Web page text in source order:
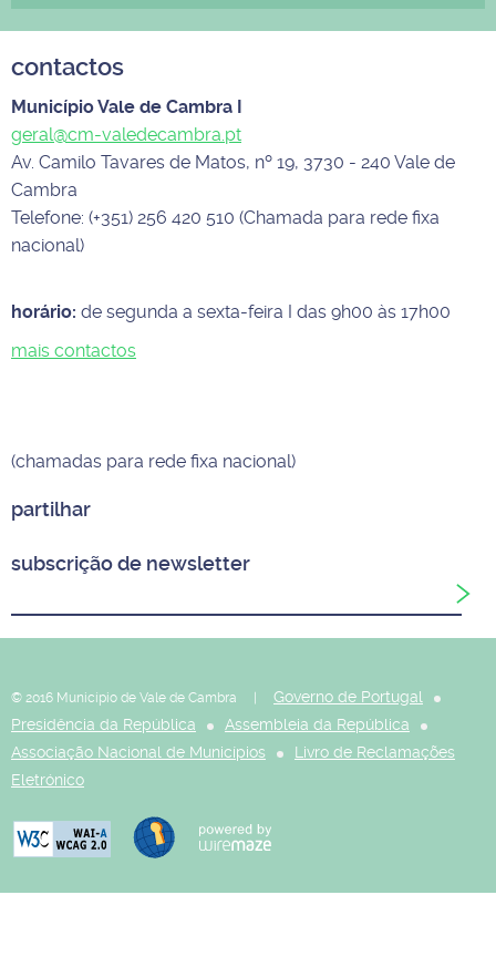
contactos
Município Vale de Cambra I
geral@cm-valedecambra.pt
Av. Camilo Tavares de Matos, nº 19, 3730 - 240 Vale de
Cambra
Telefone: (+351) 256 420 510 (Chamada para rede fixa
nacional)
horário: de segunda a sexta-feira I das 9h00 às 17h00
mais contactos
(chamadas para rede fixa nacional)
partilhar
subscrição de newsletter
© 2016 Município de Vale de Cambra |
Governo de Portugal
Presidência da República
Assembleia da República
Associação Nacional de Municípios
Livro de Reclamações
Eletrónico